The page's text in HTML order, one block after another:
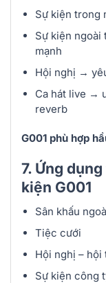
Sự kiện trong
Sự kiện
mạnh
Hội nghị →
Ca hát live →
reverb
G001 phù hợp
7. Ứng
kiện G001
Sân khấu
Tiệc cưới
Hội nghị – hội
Sự kiện công